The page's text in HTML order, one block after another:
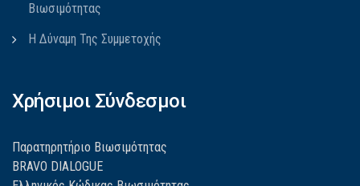
Βιωσιμότητας
Η Δύναμη Της Συμμετοχής
Χρήσιμοι Σύνδεσμοι
Παρατηρητήριο Βιωσιμότητας
BRAVO DIALOGUE